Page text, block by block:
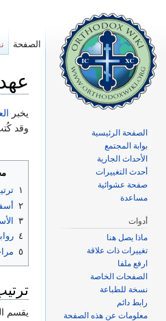
يخبر
وقد
١
٢
٣
٤
٥
يقسم
الصفحة
الصفحة الرئيسية
بوابة المجتمع
الأحداث الجارية
أحدث التغييرات
صفحة عشوائية
مساعدة
أدوات
ماذا يصل هنا
تغييرات ذات علاقة
ارفع ملفا
الصفحات الخاصة
نسخة للطباعة
رابط دائم
معلومات عن هذه الصفحة